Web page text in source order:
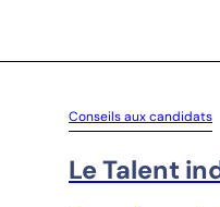
Conseils aux candidats
Le Talent